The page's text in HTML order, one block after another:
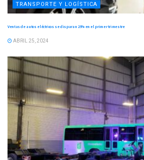
TRANSPORTE Y LOGÍSTICA
Ventas de autos eléctricos se disparan 25% en el primer trimestre
ABRIL 25, 2024